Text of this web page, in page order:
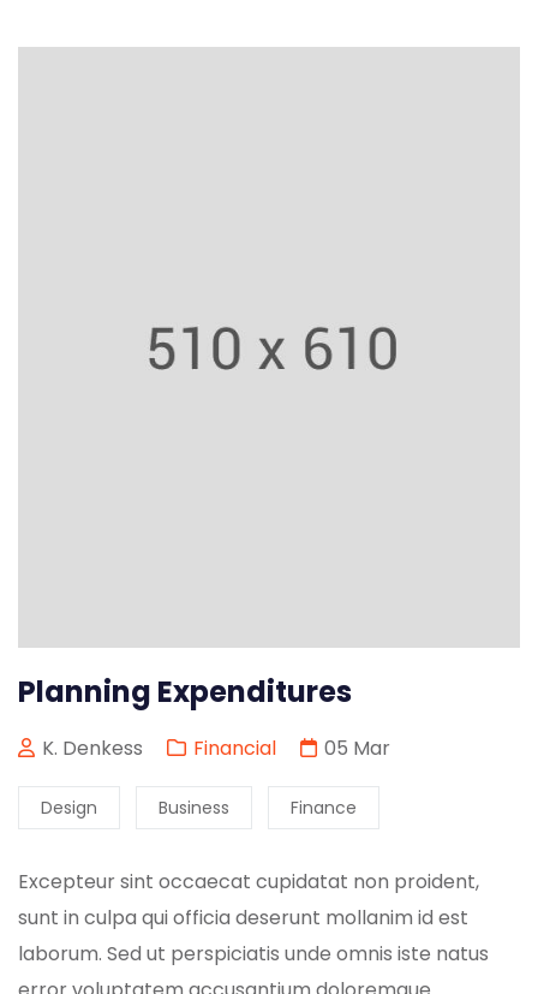
Planning Expenditures
K. Denkess Financial 05 Mar
Design Business Finance
Excepteur sint occaecat cupidatat non proident,
sunt in culpa qui officia deserunt mollanim id est
laborum. Sed ut perspiciatis unde omnis iste natus